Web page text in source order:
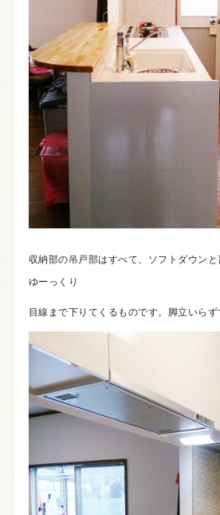
収納部の吊戸部はすべて、ソフトダウン
ゆーっくり
目線まで下りてくるものです。脚立いらず